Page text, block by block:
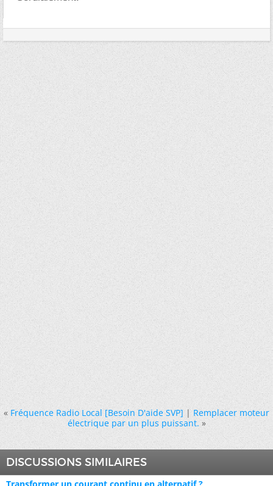
« Fréquence Radio Local [Besoin D'aide SVP]|Remplacer moteur
électrique par un plus puissant. »
DISCUSSIONS SIMILAIRES